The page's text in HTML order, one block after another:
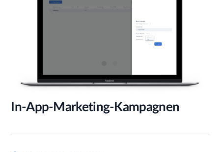
In-App-Marketing-Kampagnen